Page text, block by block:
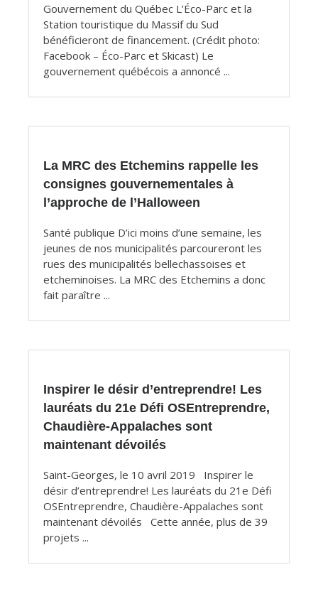
Gouvernement du Québec L’Éco-Parc et la
Station touristique du Massif du Sud
bénéficieront de financement. (Crédit photo:
Facebook – Éco-Parc et Skicast) Le
gouvernement québécois a annoncé ...
La MRC des Etchemins rappelle les
consignes gouvernementales à
l’approche de l’Halloween
Santé publique D’ici moins d’une semaine, les
jeunes de nos municipalités parcoureront les
rues des municipalités bellechassoises et
etcheminoises. La MRC des Etchemins a donc
fait paraître ...
Inspirer le désir d’entreprendre! Les
lauréats du 21e Défi OSEntreprendre,
Chaudière-Appalaches sont
maintenant dévoilés
Saint-Georges, le 10 avril 2019 Inspirer le
désir d’entreprendre! Les lauréats du 21e Défi
OSEntreprendre, Chaudière-Appalaches sont
maintenant dévoilés Cette année, plus de 39
projets ...